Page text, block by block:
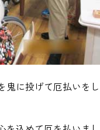
鬼に投げて厄払いをし